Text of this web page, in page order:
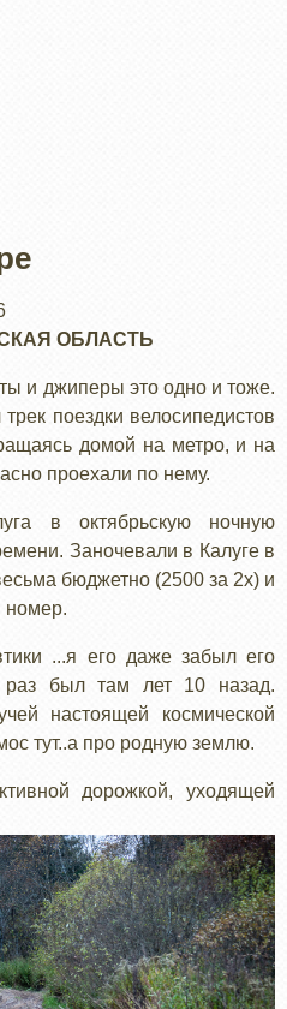
ОБЛАСТЬ
и джиперы это одно и тоже.
поездки велосипедистов
домой на метро, и на
проехали по нему.
в октябрьскую ночную
Заночевали в Калуге в
бюджетно (2500 за 2х) и
номер.
...я его даже забыл его
раз был там лет 10 назад.
настоящей космической
тут..а про родную землю.
дорожкой, уходящей